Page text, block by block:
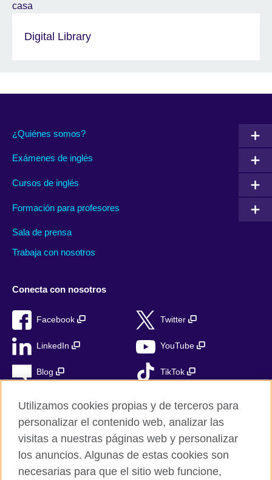
Digital Library
¿Quiénes somos?
Exámenes de inglés
Cursos de inglés
Formación para profesores
Sala de prensa
Trabaja con nosotros
Conecta con nosotros
Facebook Twitter
LinkedIn YouTube
Blog TikTok
British Council Global
Privacidad
Aviso Legal
Utilizamos cookies propias y de terceros para
personalizar el contenido web, analizar las
visitas a nuestras páginas web y personalizar
los anuncios. Algunas de estas cookies son
necesarias para que el sitio web funcione,